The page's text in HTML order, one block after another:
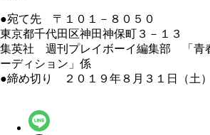
●宛て先 〒１０１－８０５０
東京都千代田区神田神保町３－１３
集英社 週刊プレイボーイ編集部 「青
ーディション」係
●締め切り ２０１９年８月３１日（土